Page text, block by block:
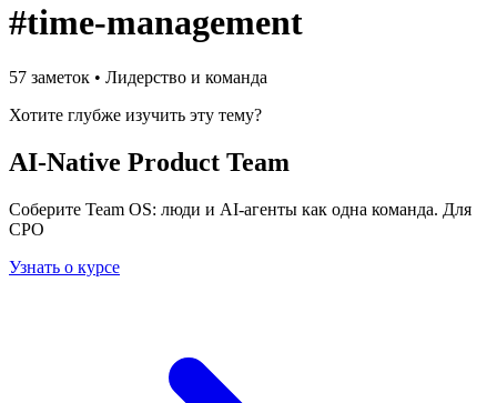
#time-management
57 заметок • Лидерство и команда
Хотите глубже изучить эту тему?
AI-Native Product Team
Соберите Team OS: люди и AI-агенты как одна команда. Для
CPO
Узнать о курсе